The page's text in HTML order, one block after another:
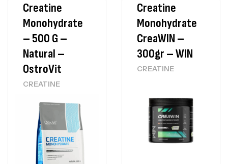
Creatine
Monohydrate
– 500 G –
Natural –
OstroVit
CREATINE
Creatine
Monohydrate
CreaWIN –
300gr – WIN
CREATINE